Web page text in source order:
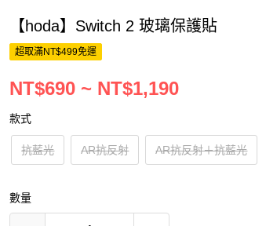
【hoda】Switch 2 玻璃保護貼
超取滿NT$499免運
NT$690 ~ NT$1,190
款式
抗藍光 AR抗反射 AR抗反射＋抗藍光
數量